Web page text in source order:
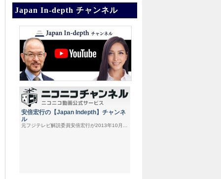
Japan In-depth チャンネル